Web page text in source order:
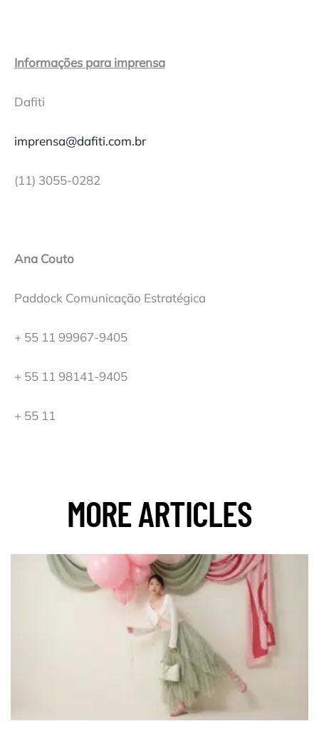
Informações para imprensa
Dafiti
imprensa@dafiti.com.br
(11) 3055-0282
Ana Couto
Paddock Comunicação Estratégica
+ 55 11 99967-9405
+ 55 11 98141-9405
+ 55 11
MORE ARTICLES